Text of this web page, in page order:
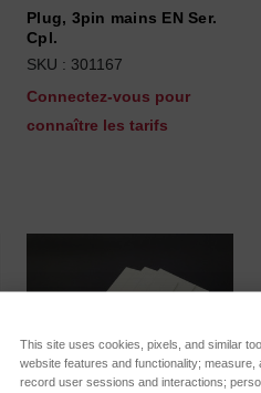
Plug, 3pin mains EN Ser.
Cpl.
SKU : 301167
Connectez-vous pour
connaître les tarifs
This site uses cookies, pixels, and similar
website features and functionality;
record user sessions and interactions;